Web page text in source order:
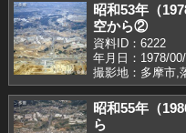
昭和53年（
空から②
資料ID：6222
年月日：1978/
撮影地：多摩市,
昭和55年（
ら